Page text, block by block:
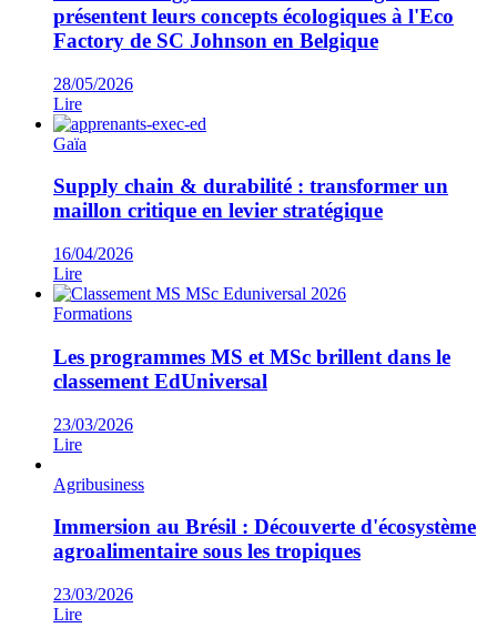
présentent leurs concepts écologiques à l'Eco
Factory de SC Johnson en Belgique
28/05/2026
Lire
Gaïa
Supply chain & durabilité : transformer un
maillon critique en levier stratégique​
16/04/2026
Lire
Formations
Les programmes MS et MSc brillent dans le
classement EdUniversal
23/03/2026
Lire
Agribusiness
Immersion au Brésil : Découverte d'écosystème
agroalimentaire sous les tropiques
23/03/2026
Lire